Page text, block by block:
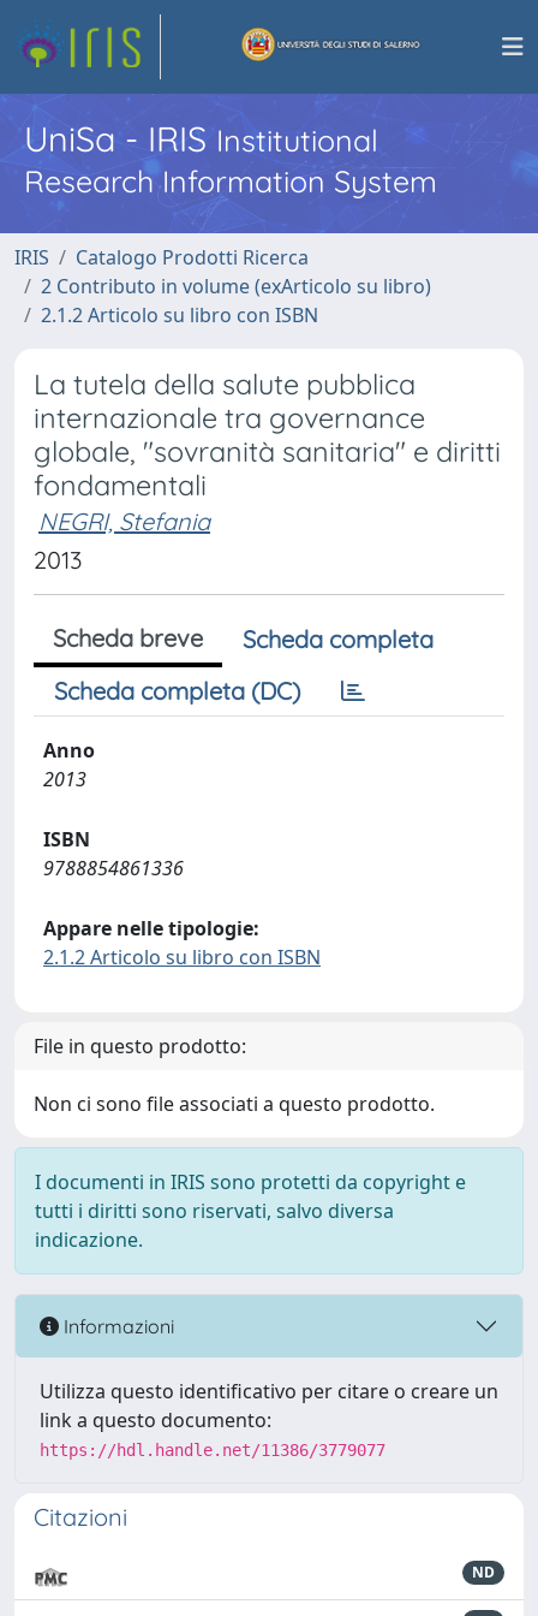
UniSa - IRISInstitutional
Research Information System
IRIS
Catalogo Prodotti Ricerca
2 Contributo in volume (exArticolo su libro)
2.1.2 Articolo su libro con ISBN
La tutela della salute pubblica
internazionale tra governance
globale, "sovranità sanitaria" e diritti
fondamentali
NEGRI, Stefania
2013
Scheda breve
Scheda completa
Scheda completa (DC)
Anno
2013
ISBN
9788854861336
Appare nelle tipologie:
2.1.2 Articolo su libro con ISBN
File in questo prodotto:
Non ci sono file associati a questo prodotto.
I documenti in IRIS sono protetti da copyright e
tutti i diritti sono riservati, salvo diversa
indicazione.
Informazioni
Utilizza questo identificativo per citare o creare un
link a questo documento:
https://hdl.handle.net/11386/3779077
Citazioni
ND